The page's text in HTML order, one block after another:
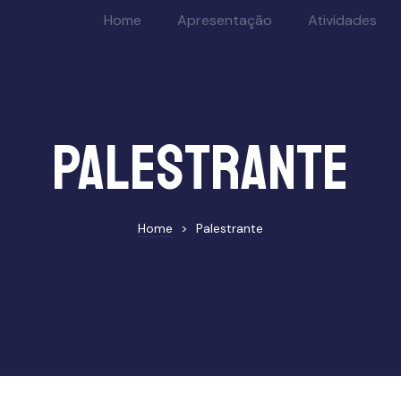
Home Apresentação Atividades
Palestrante
Home > Palestrante